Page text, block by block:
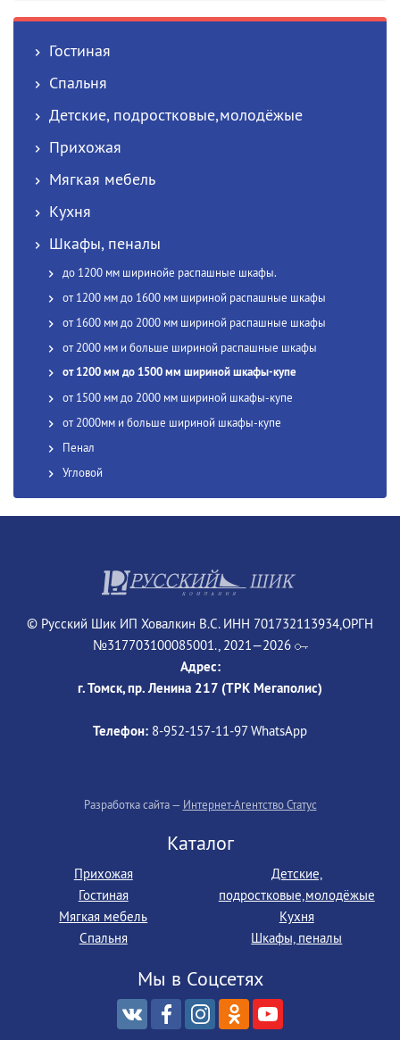
Гостиная
Спальня
Детские, подростковые,молодёжые
Прихожая
Мягкая мебель
Кухня
Шкафы, пеналы
до 1200 мм ширинойе распашные шкафы.
от 1200 мм до 1600 мм шириной распашные шкафы
от 1600 мм до 2000 мм шириной распашные шкафы
от 2000 мм и больше шириной распашные шкафы
от 1200 мм до 1500 мм шириной шкафы-купе
от 1500 мм до 2000 мм шириной шкафы-купе
от 2000мм и больше шириной шкафы-купе
Пенал
Угловой
© Русский Шик ИП Ховалкин В.С. ИНН 701732113934,ОРГН
№317703100085001., 2021—2026
Адрес:
г. Томск, пр. Ленина 217 (ТРК Мегаполис)
Телефон: 8-952‒157‒11‒97 WhatsApp
Разработка сайта — Интернет-Агентство Статус
Каталог
Прихожая
Гостиная
Мягкая мебель
Спальня
Детские,
подростковые,молодёжые
Кухня
Шкафы, пеналы
Мы в Соцсетях